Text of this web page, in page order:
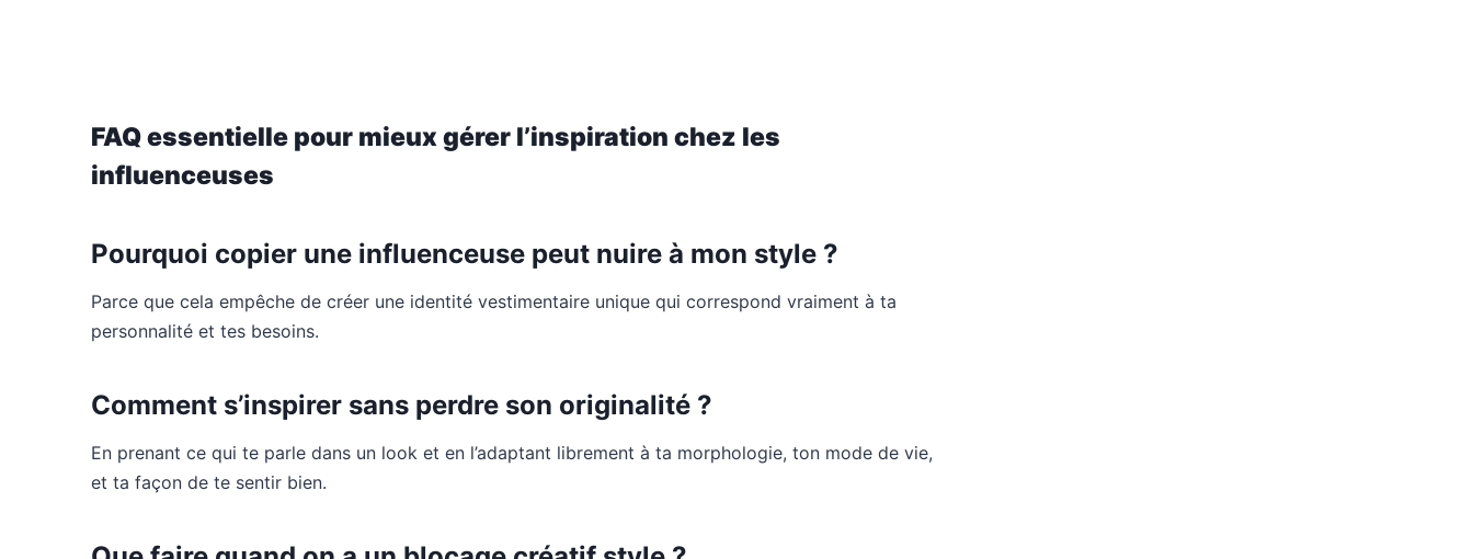
FAQ essentielle pour mieux gérer l’inspiration chez les
influenceuses
Pourquoi copier une influenceuse peut nuire à mon style ?
Parce que cela empêche de créer une identité vestimentaire unique qui correspond vraiment à ta
personnalité et tes besoins.
Comment s’inspirer sans perdre son originalité ?
En prenant ce qui te parle dans un look et en l’adaptant librement à ta morphologie, ton mode de vie,
et ta façon de te sentir bien.